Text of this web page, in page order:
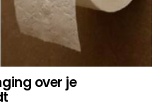
over je